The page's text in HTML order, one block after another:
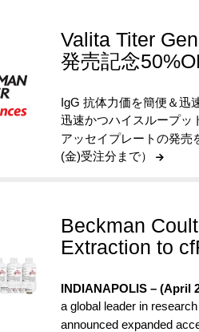
Valita Titer
発売記念
IgG 抗体力価を簡便＆迅
迅速かつハイスループッ
アッセイプレートの発売
(金)受注分まで）
Beckman
Extraction to
INDIANAPOLIS – (April
a global leader in
announced expanded